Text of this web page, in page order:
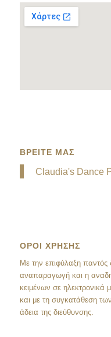
ΒΡΕΙΤΕ ΜΑΣ
Claudia's Dance
ΟΡΟΙ ΧΡΗΣΗΣ
Mε την επιφύλαξη παντός
αναπαραγωγή και η
κειμένων σε
και με τη συγκατάθεση
άδεια της διεύθυνσης.